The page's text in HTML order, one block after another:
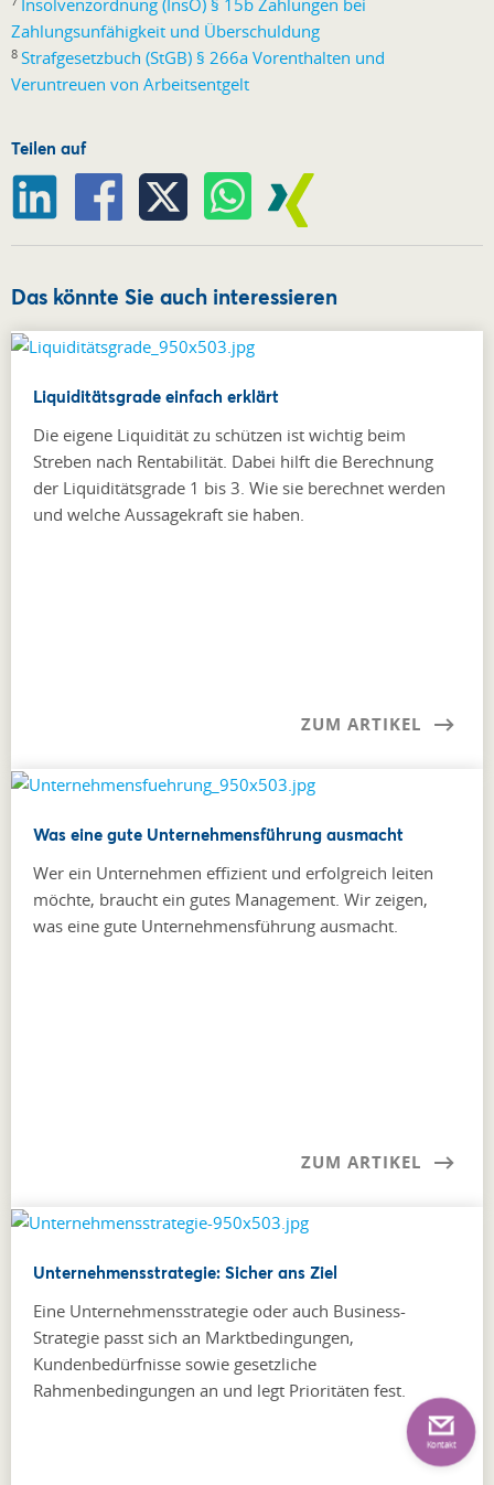
Insolvenzordnung (InsO) § 15b Zahlungen bei
Zahlungsunfähigkeit und Überschuldung
8 Strafgesetzbuch (StGB) § 266a Vorenthalten und
Veruntreuen von Arbeitsentgelt
Teilen auf
Das könnte Sie auch interessieren
Liquiditätsgrade einfach erklärt
Die eigene Liquidität zu schützen ist wichtig beim
Streben nach Rentabilität. Dabei hilft die Berechnung
der Liquiditätsgrade 1 bis 3. Wie sie berechnet werden
und welche Aussagekraft sie haben.
ZUM ARTIKEL
Was eine gute Unternehmensführung ausmacht
Wer ein Unternehmen effizient und erfolgreich leiten
möchte, braucht ein gutes Management. Wir zeigen,
was eine gute Unternehmensführung ausmacht.
ZUM ARTIKEL
Unternehmensstrategie: Sicher ans Ziel
Eine Unternehmensstrategie oder auch Business-
Strategie passt sich an Marktbedingungen,
Kundenbedürfnisse sowie gesetzliche
Rahmenbedingungen an und legt Prioritäten fest.
Kontakt